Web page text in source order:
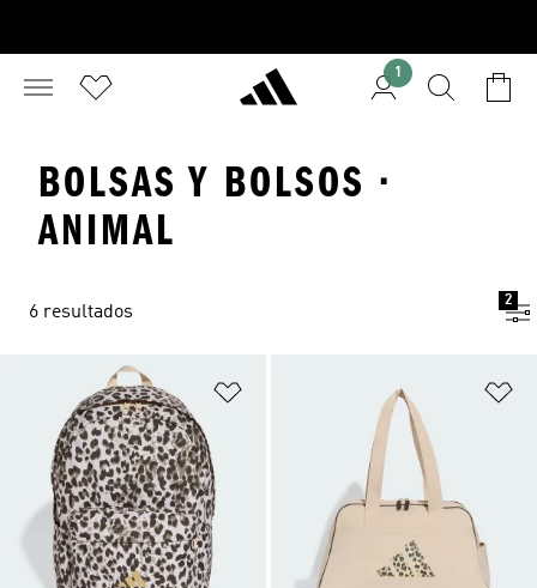
1
BOLSAS Y BOLSOS ·
ANIMAL
6 resultados
2
Añadir a la lista de deseos